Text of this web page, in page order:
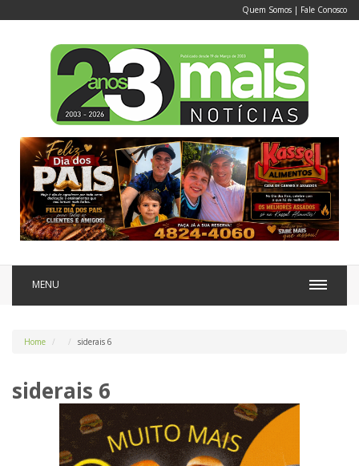
Quem Somos | Fale Conosco
MENU
Home siderais 6
siderais 6